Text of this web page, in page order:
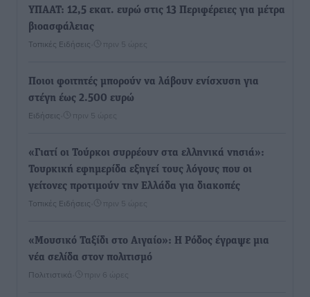
ΥΠΑΑΤ: 12,5 εκατ. ευρώ στις 13 Περιφέρειες για μέτρα
βιοασφάλειας
Τοπικές Ειδήσεις πριν 5 ώρες
Ποιοι φοιτητές μπορούν να λάβουν ενίσχυση για
στέγη έως 2.500 ευρώ
Ειδήσεις πριν 5 ώρες
«Γιατί οι Τούρκοι συρρέουν στα ελληνικά νησιά»:
Τουρκική εφημερίδα εξηγεί τους λόγους που οι
γείτονες προτιμούν την Ελλάδα για διακοπές
Τοπικές Ειδήσεις πριν 5 ώρες
«Μουσικό Ταξίδι στο Αιγαίο»: Η Ρόδος έγραψε μια
νέα σελίδα στον πολιτισμό
Πολιτιστικά πριν 6 ώρες